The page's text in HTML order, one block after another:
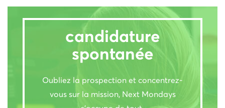
candidature
spontanée
Oubliez la prospection et concentrez-
vous sur la mission, Next Mondays